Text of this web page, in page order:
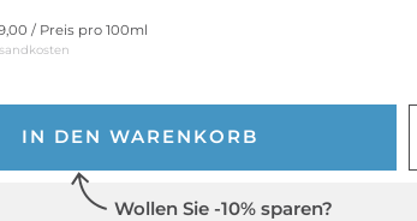
/ Preis pro 100ml
IN DEN WARENKORB
Wollen Sie -10% sparen?